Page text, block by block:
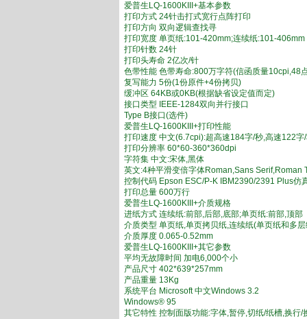
爱普生LQ-1600KIII+基本参数
打印方式 24针击打式宽行点阵打印
打印方向 双向逻辑查找寻
打印宽度 单页纸:101-420mm;连续纸:101-406mm
打印针数 24针
打印头寿命 2亿次/针
色带性能 色带寿命:800万字符(信函质量10cpi,48
复写能力 5份(1份原件+4份拷贝)
缓冲区 64KB或0KB(根据缺省设定值而定)
接口类型 IEEE-1284双向并行接口
Type B接口(选件)
爱普生LQ-1600KIII+打印性能
打印速度 中文(6.7cpi):超高速184字/秒,高速122字
打印分辨率 60*60-360*360dpi
字符集 中文:宋体,黑体
英文:4种平滑变倍字体Roman,Sans Serif,Roman
控制代码 Epson ESC/P-K IBM2390/2391 Plus仿
打印总量 600万行
爱普生LQ-1600KIII+介质规格
进纸方式 连续纸:前部,后部,底部;单页纸:前部,顶部
介质类型 单页纸,单页拷贝纸,连续纸(单页纸和多
介质厚度 0.065-0.52mm
爱普生LQ-1600KIII+其它参数
平均无故障时间 加电6,000个小
产品尺寸 402*639*257mm
产品重量 13Kg
系统平台 Microsoft 中文Windows 3.2
Windows® 95
其它特性 控制面版功能:字体,暂停,切纸/纸槽,换行/